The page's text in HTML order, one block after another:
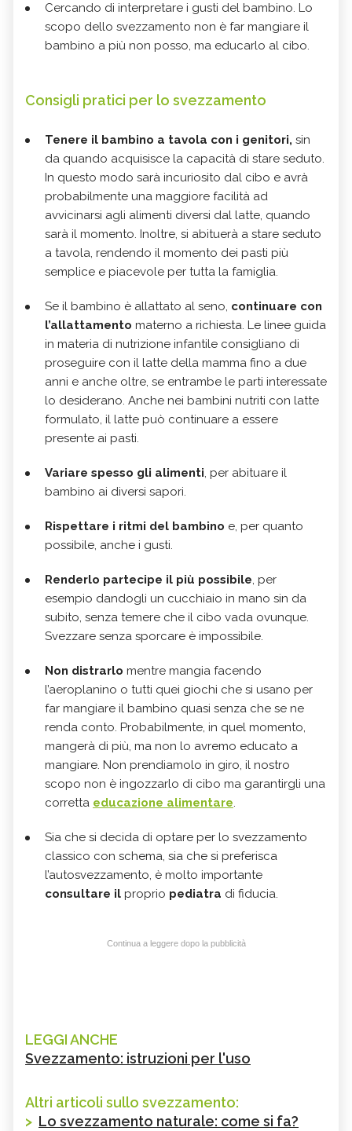
Cercando di interpretare i gusti del bambino. Lo
scopo dello svezzamento non è far mangiare il
bambino a più non posso, ma educarlo al cibo.
Consigli pratici per lo svezzamento
Tenere il bambino a tavola con i genitori, sin
da quando acquisisce la capacità di stare seduto.
In questo modo sarà incuriosito dal cibo e avrà
probabilmente una maggiore facilità ad
avvicinarsi agli alimenti diversi dal latte, quando
sarà il momento. Inoltre, si abituerà a stare seduto
a tavola, rendendo il momento dei pasti più
semplice e piacevole per tutta la famiglia.
Se il bambino è allattato al seno, continuare con
l’allattamento materno a richiesta. Le linee guida
in materia di nutrizione infantile consigliano di
proseguire con il latte della mamma fino a due
anni e anche oltre, se entrambe le parti interessate
lo desiderano. Anche nei bambini nutriti con latte
formulato, il latte può continuare a essere
presente ai pasti.
Variare spesso gli alimenti, per abituare il
bambino ai diversi sapori.
Rispettare i ritmi del bambino e, per quanto
possibile, anche i gusti.
Renderlo partecipe il più possibile, per
esempio dandogli un cucchiaio in mano sin da
subito, senza temere che il cibo vada ovunque.
Svezzare senza sporcare è impossibile.
Non distrarlo mentre mangia facendo
l’aeroplanino o tutti quei giochi che si usano per
far mangiare il bambino quasi senza che se ne
renda conto. Probabilmente, in quel momento,
mangerà di più, ma non lo avremo educato a
mangiare. Non prendiamolo in giro, il nostro
scopo non è ingozzarlo di cibo ma garantirgli una
corretta educazione alimentare.
Sia che si decida di optare per lo svezzamento
classico con schema, sia che si preferisca
l’autosvezzamento, è molto importante
consultare il proprio pediatra di fiducia.
Continua a leggere dopo la pubblicità
LEGGI ANCHE
Svezzamento: istruzioni per l'uso
Altri articoli sullo svezzamento:
> Lo svezzamento naturale: come si fa?